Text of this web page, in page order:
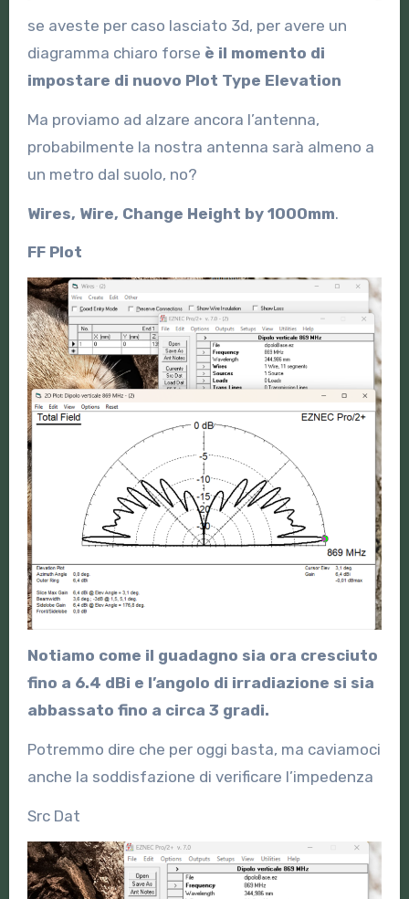
se aveste per caso lasciato 3d, per avere un
diagramma chiaro forse è il momento di
impostare di nuovo Plot Type Elevation
Ma proviamo ad alzare ancora l’antenna,
probabilmente la nostra antenna sarà almeno a
un metro dal suolo, no?
Wires, Wire, Change Height by 1000mm.
FF Plot
Notiamo come il guadagno sia ora cresciuto
fino a 6.4 dBi e l’angolo di irradiazione si sia
abbassato fino a circa 3 gradi.
Potremmo dire che per oggi basta, ma caviamoci
anche la soddisfazione di verificare l’impedenza
Src Dat